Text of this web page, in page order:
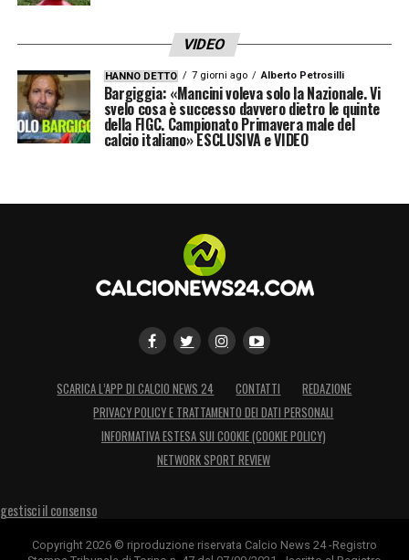
VIDEO
HANNO DETTO 7 giorni ago Alberto Petrosilli
Bargiggia: «Mancini voleva solo la Nazionale. Vi
svelo cosa è successo davvero dietro le quinte
della FIGC. Campionato Primavera male del
calcio italiano» ESCLUSIVA e VIDEO
SCARICA L’APP DI CALCIO NEWS 24 CONTATTI
REDAZIONE
PRIVACY POLICY E TRATTAMENTO DEI DATI PERSONALI
INFORMATIVA ESTESA SUI COOKIE (COOKIE POLICY)
NETWORK SPORT REVIEW
gestisci il consenso
Copyright 2026 © riproduzione riservata Calcio News 24 -Registro